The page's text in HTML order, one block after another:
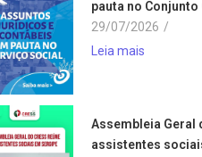
pauta no Conjunto
29/07/2026 /
Leia mais
Assembleia Geral
assistentes